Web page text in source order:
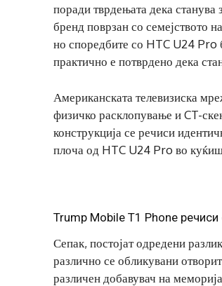
поради тврдењата дека
бренд поврзан со семејството
но споредбите со HTC U24 Pro
практично е потврдено дека
Американската телевизиска
физичко расклопување и CT-
конструкција се речиси
плоча од HTC U24 Pro во
Trump Mobile T1 Phone
Сепак, постојат одредени
различно се обликувани
различен добавувач на